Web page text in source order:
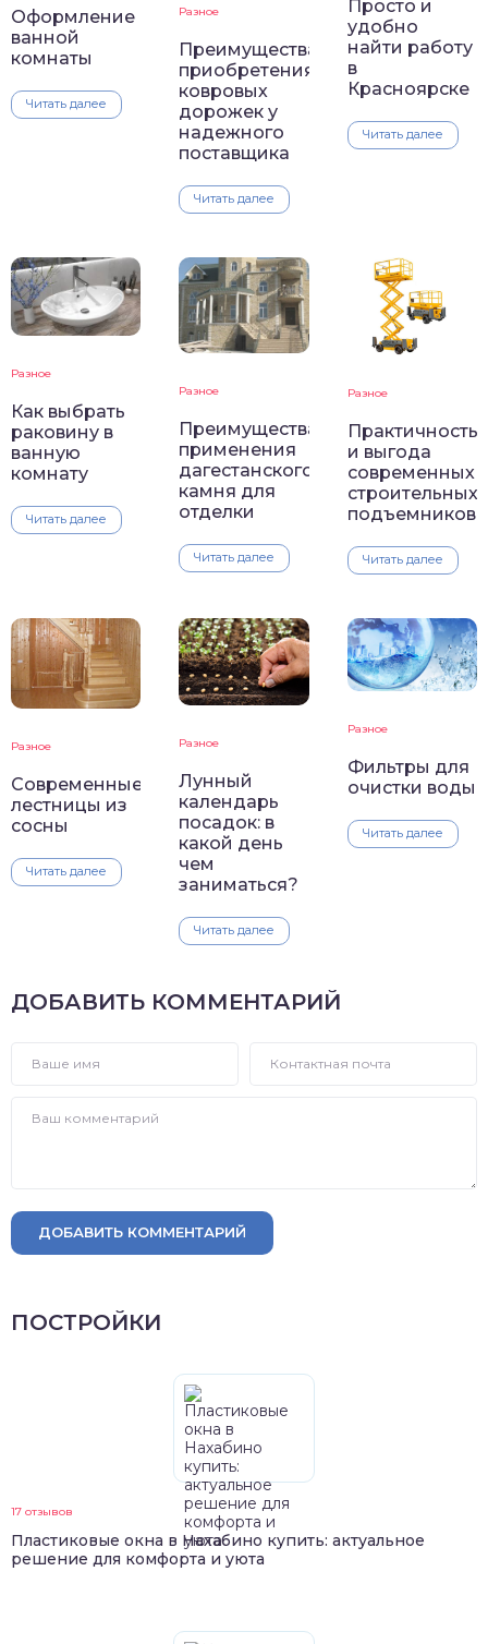
Оформление
ванной
комнаты
Читать далее
Разное
Преимущества
приобретения
ковровых
дорожек у
надежного
поставщика
Читать далее
Просто и
удобно
найти работу
в
Красноярске
Читать далее
Разное
Как выбрать
раковину в
ванную
комнату
Читать далее
Разное
Преимущества
применения
дагестанского
камня для
отделки
Читать далее
Разное
Практичность
и выгода
современных
строительных
подъемников
Читать далее
Разное
Современные
лестницы из
сосны
Читать далее
Разное
Лунный
календарь
посадок: в
какой день
чем
заниматься?
Читать далее
Разное
Фильтры для
очистки воды
Читать далее
ДОБАВИТЬ КОММЕНТАРИЙ
ДОБАВИТЬ КОММЕНТАРИЙ
ПОСТРОЙКИ
17 отзывов
Пластиковые окна в Нахабино купить: актуальное
решение для комфорта и уюта